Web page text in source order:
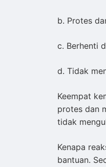
b. Protes
c. Berhenti
d. Tidak
Keempat
protes dan
tidak
Kenapa
bantuan.